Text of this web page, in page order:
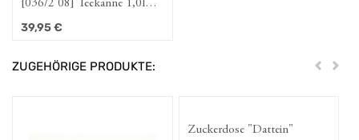
[036/2 08] Teekanne 1,0l
"Dattein"
39,95€
ZUGEHÖRIGE PRODUKTE: Zurück
Zuckerdose "Dattein"